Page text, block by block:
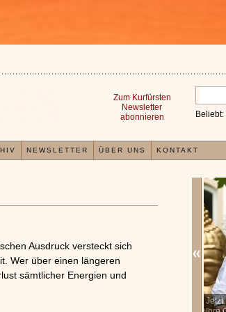
Ausdruck versteckt sich
Wer über einen längeren
sämtlicher Energien und
Jetzt
Beliebt:
Zum Kurfürsten
Newsletter
abonnieren
NEWSLETTER ÜBER UNS KONTAKT